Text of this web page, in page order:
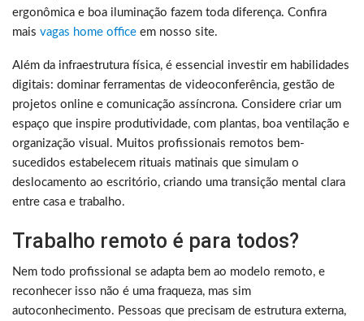
ergonômica e boa iluminação fazem toda diferença. Confira
mais vagas home office em nosso site.
Além da infraestrutura física, é essencial investir em habilidades
digitais: dominar ferramentas de videoconferência, gestão de
projetos online e comunicação assíncrona. Considere criar um
espaço que inspire produtividade, com plantas, boa ventilação e
organização visual. Muitos profissionais remotos bem-
sucedidos estabelecem rituais matinais que simulam o
deslocamento ao escritório, criando uma transição mental clara
entre casa e trabalho.
Trabalho remoto é para todos?
Nem todo profissional se adapta bem ao modelo remoto, e
reconhecer isso não é uma fraqueza, mas sim
autoconhecimento. Pessoas que precisam de estrutura externa,